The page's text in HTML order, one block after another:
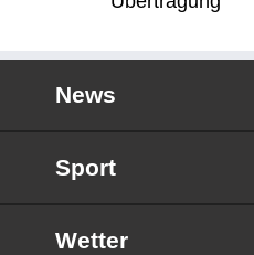
News
Sport
Wetter